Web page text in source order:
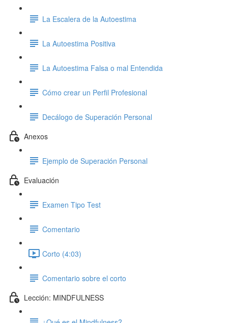
La Escalera de la Autoestima
La Autoestima Positiva
La Autoestima Falsa o mal Entendida
Cómo crear un Perfil Profesional
Decálogo de Superación Personal
Anexos
Ejemplo de Superación Personal
Evaluación
Examen Tipo Test
Comentario
Corto (4:03)
Comentario sobre el corto
Lección: MINDFULNESS